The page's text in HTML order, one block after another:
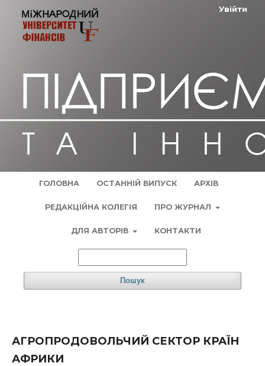
ГОЛОВНА ОСТАННІЙ ВИПУСК АРХІВ
РЕДАКЦІЙНА КОЛЕГІЯ ПРО ЖУРНАЛ
ДЛЯ АВТОРІВ КОНТАКТИ
Пошук
Увійти
АГРОПРОДОВОЛЬЧИЙ СЕКТОР КРАЇН
АФРИКИ